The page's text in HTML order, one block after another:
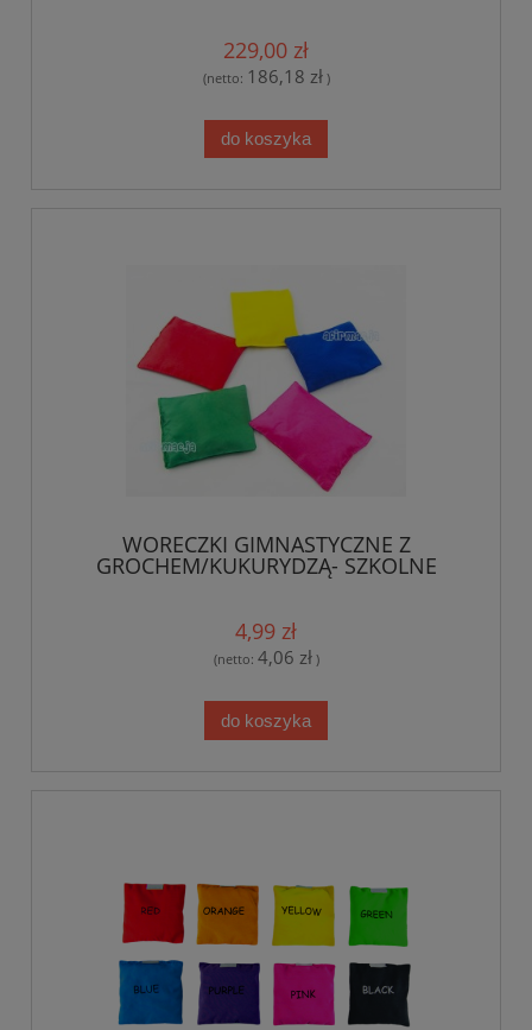
229,00 zł
(netto: 186,18 zł)
do koszyka
WORECZKI GIMNASTYCZNE Z
GROCHEM/KUKURYDZĄ- SZKOLNE
PRZEDSZKOLNE
4,99 zł
(netto: 4,06 zł)
do koszyka